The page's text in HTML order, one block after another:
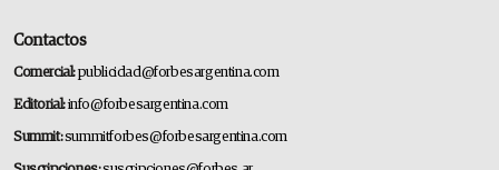
Contactos
Comercial:publicidad@forbesargentina.com
Editorial:info@forbesargentina.com
Summit:summitforbes@forbesargentina.com